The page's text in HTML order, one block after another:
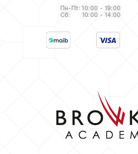
Пн-Пт: 10:00 - 19:00
Сб: 10:00 - 14:00